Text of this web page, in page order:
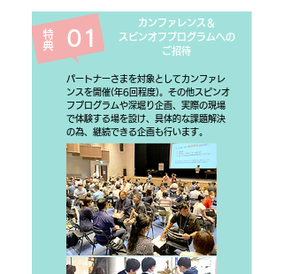
特典 01
​カンファレンス＆
スピンオフプログラムへの
​ご招待
​パートナーさまを対象としてカンファレ
ンスを開催(年6回程度)。その他スピンオ
フプログラムや深堀り企画、実際の現場
で体験する場を設け、具体的な課題解決
の為、継続できる企画も行います。